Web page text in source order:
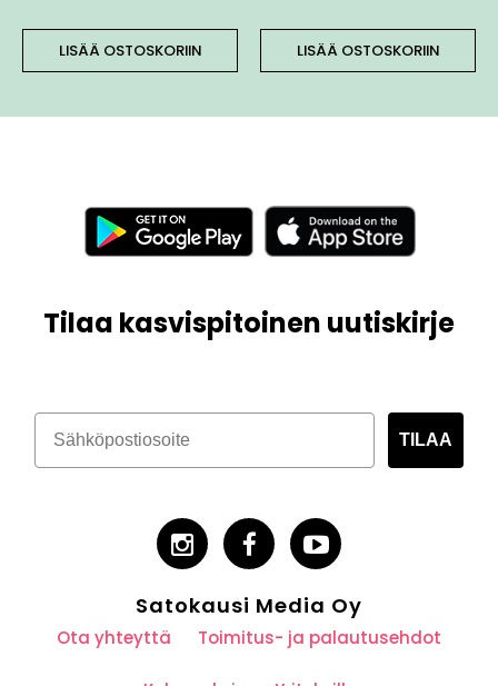
LISÄÄ OSTOSKORIIN LISÄÄ OSTOSKORIIN
Tilaa kasvispitoinen uutiskirje
TILAA
Satokausi Media Oy
Ota yhteyttä Toimitus- ja palautusehdot